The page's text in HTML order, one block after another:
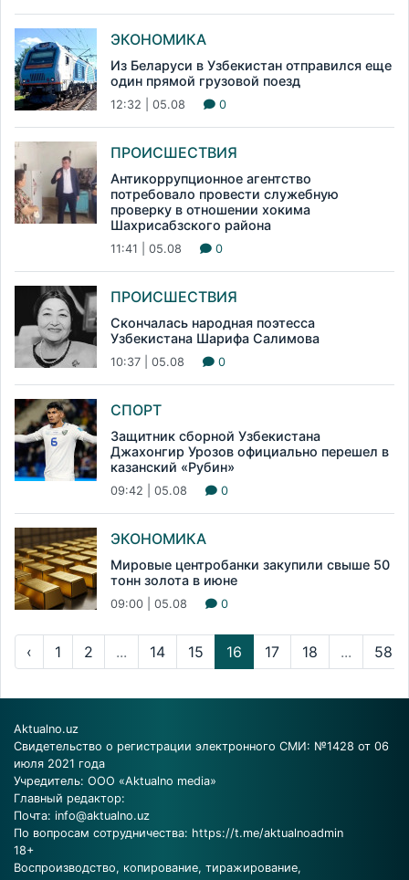
ЭКОНОМИКА
Из Беларуси в Узбекистан отправился еще
один прямой грузовой поезд
12:32 | 05.08 0
ПРОИСШЕСТВИЯ
Антикоррупционное агентство
потребовало провести служебную
проверку в отношении хокима
Шахрисабзского района
11:41 | 05.08 0
ПРОИСШЕСТВИЯ
Скончалась народная поэтесса
Узбекистана Шарифа Салимова
10:37 | 05.08 0
СПОРТ
Защитник сборной Узбекистана
Джахонгир Урозов официально перешел в
казанский «Рубин»
09:42 | 05.08 0
ЭКОНОМИКА
Мировые центробанки закупили свыше 50
тонн золота в июне
09:00 | 05.08 0
‹ 1 2 ... 14 15 16 17 18 ... 58
Aktualno.uz
Свидетельство о регистрации электронного СМИ: №1428 от 06
июля 2021 года
Учредитель: ООО «Aktualno media»
Главный редактор:
Почта: info@aktualno.uz
По вопросам сотрудничества: https://t.me/aktualnoadmin
18+
Воспроизводство, копирование, тиражирование,